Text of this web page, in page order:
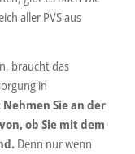
aller PVS aus
braucht das
in
Sie an der
ob Sie mit dem
Denn nur wenn